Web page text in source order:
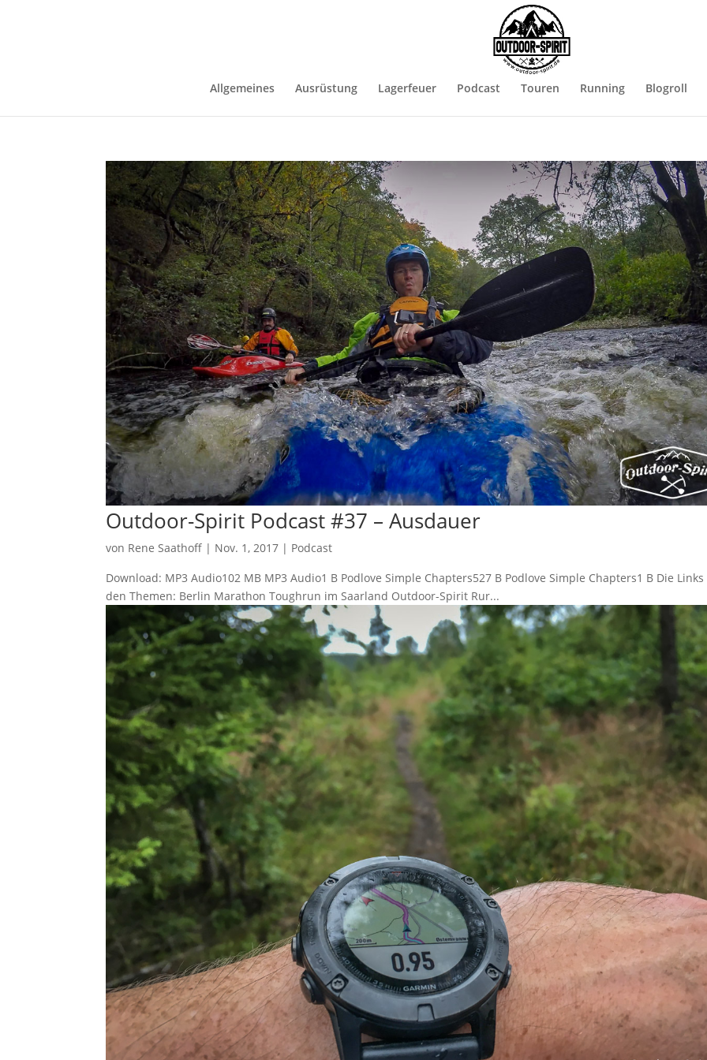
Allgemeines Ausrüstung Lagerfeuer Podcast Touren Running Blogroll
Outdoor-Spirit Podcast #37 – Ausdauer
von Rene Saathoff | Nov. 1, 2017 | Podcast
Download: MP3 Audio102 MB MP3 Audio1 B Podlove Simple Chapters527 B Podlove Simple Chapters1 B Die
den Themen: Berlin Marathon Toughrun im Saarland Outdoor-Spirit Rur...